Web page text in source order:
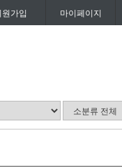
원가입 마이페이지